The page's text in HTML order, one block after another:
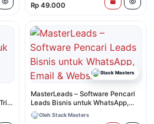
Rp 49.000
Stack Masters
MasterLeads – Software Pencari
Leads Bisnis untuk WhatsApp,
Email & Website
Oleh Stack Masters